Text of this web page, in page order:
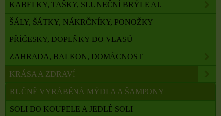
KABELKY, TAŠKY, SLUNEČNÍ BRÝLE AJ.
ŠÁLY, ŠÁTKY, NÁKRČNÍKY, PONOŽKY
PŘÍČESKY, DOPLŇKY DO VLASŮ
ZAHRADA, BALKON, DOMÁCNOST
KRÁSA A ZDRAVÍ
RUČNĚ VYRÁBĚNÁ MÝDLA A ŠAMPONY
SOLI DO KOUPELE A JEDLÉ SOLI